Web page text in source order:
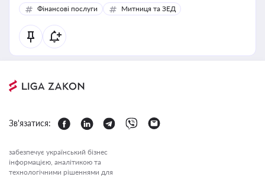
Фінансові послуги Митниця та ЗЕД
Зв'язатися:
забезпечує український бізнес
інформацією, аналітикою та
технологічними рішеннями для